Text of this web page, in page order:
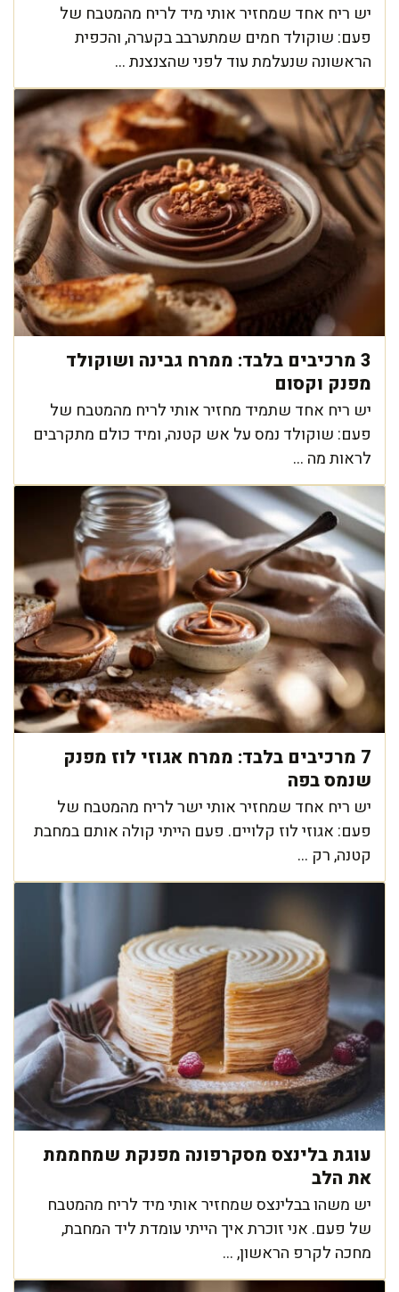
יש ריח אחד שמחזיר אותי מיד לריח מהמטבח של
פעם: שוקולד חמים שמתערבב בקערה, והכפית
הראשונה שנעלמת עוד לפני שהצנצנת ...
3 מרכיבים בלבד: ממרח גבינה ושוקולד
מפנק וקסום
יש ריח אחד שתמיד מחזיר אותי לריח מהמטבח של
פעם: שוקולד נמס על אש קטנה, ומיד כולם מתקרבים
לראות מה ...
7 מרכיבים בלבד: ממרח אגוזי לוז מפנק
שנמס בפה
יש ריח אחד שמחזיר אותי ישר לריח מהמטבח של
פעם: אגוזי לוז קלויים. פעם הייתי קולה אותם במחבת
קטנה, רק ...
עוגת בלינצס מסקרפונה מפנקת שמחממת
את הלב
יש משהו בבלינצס שמחזיר אותי מיד לריח מהמטבח
של פעם. אני זוכרת איך הייתי עומדת ליד המחבת,
מחכה לקרפ הראשון, ...